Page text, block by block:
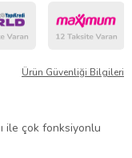
Ürün Güvenliği Bilgileri
ile çok fonksiyonlu